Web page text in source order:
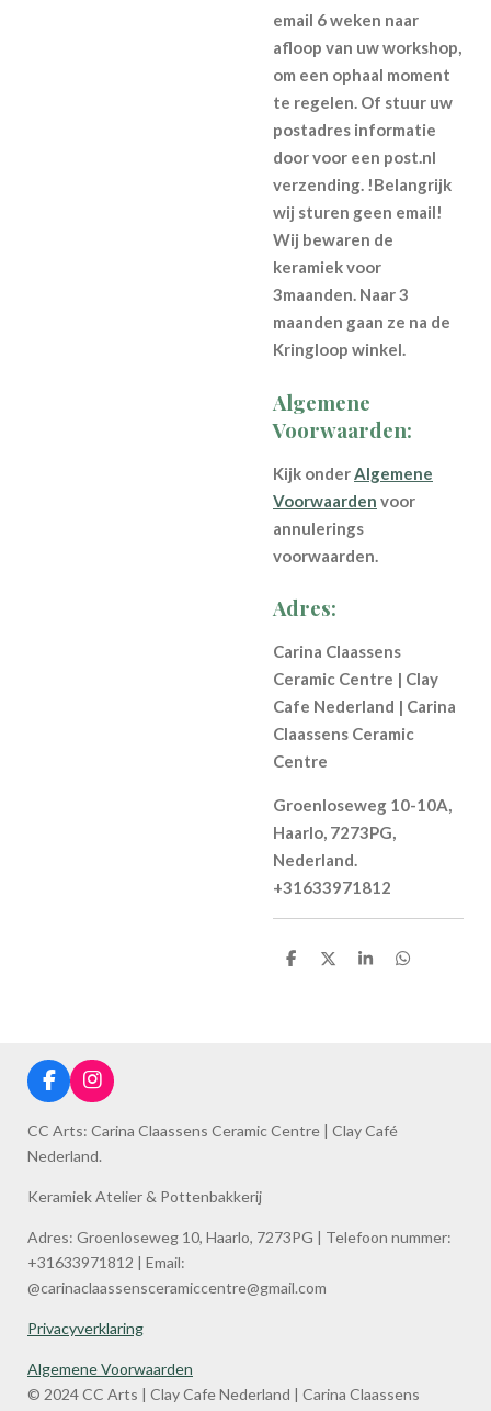
email 6 weken naar
afloop van uw workshop,
om een ophaal moment
te regelen. Of stuur uw
postadres informatie
door voor een post.nl
verzending. !Belangrijk
wij sturen geen email!
Wij bewaren de
keramiek voor
3maanden. Naar 3
maanden gaan ze na de
Kringloop winkel.
Algemene
Voorwaarden:
Kijk onderAlgemene
Voorwaarden voor
annulerings
voorwaarden.
Adres:
Carina Claassens
Ceramic Centre | Clay
Cafe Nederland | Carina
Claassens Ceramic
Centre
Groenloseweg 10-10A,
Haarlo, 7273PG,
Nederland.
+31633971812
S
S
S
S
F
a
c
e
b
o
I
n
s
t
a
g
r
m
CC Arts: Carina Claassens Ceramic Centre | Clay Café
Nederland.
Keramiek Atelier & Pottenbakkerij
Adres: Groenloseweg 10, Haarlo, 7273PG | Telefoon nummer:
+31633971812 | Email:
@carinaclaassensceramiccentre@gmail.com
Privacyverklaring
Algemene Voorwaarden
© 2024 CC Arts | Clay Cafe Nederland | Carina Claassens